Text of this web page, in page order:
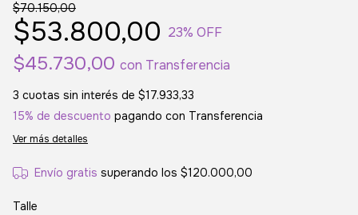
$70.150,00
$53.800,00 23% OFF
$45.730,00 con Transferencia
3 cuotas sin interés de $17.933,33
15% de descuento pagando con Transferencia
Ver más detalles
Envío gratis superando los $120.000,00
Talle